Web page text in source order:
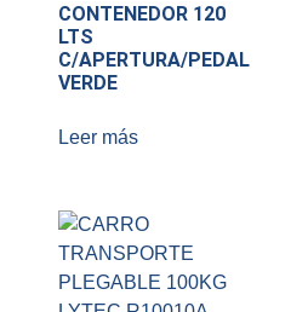
CONTENEDOR 120
LTS
C/APERTURA/PEDAL
VERDE
Leer más